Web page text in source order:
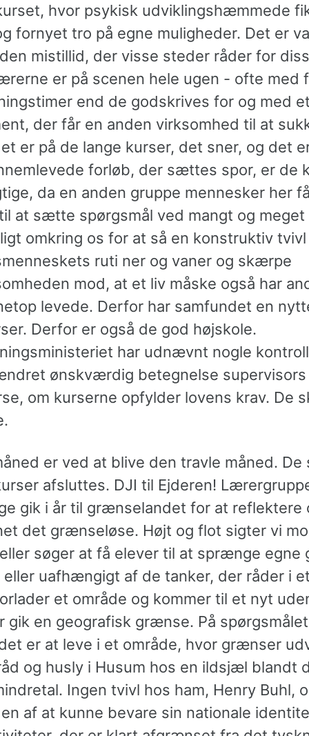
hvor psykisk udviklingshæmmede
fornyet tro på egne muligheder. Det er
mistillid, der visse steder råder for
er på scenen hele ugen - ofte med
end de godskrives for og med
der får en anden virksomhed til at
er på de lange kurser, det sner, og det
forløb, der sættes spor, er de
da en anden gruppe mennesker her
at sætte spørgsmål ved mangt og meget
omkring os for at så en konstruktiv tvivl
ruti ner og vaner og skærpe
mod, at et liv måske også har
levede. Derfor har samfundet en
Derfor er også de god højskole.
har udnævnt nogle
ønskværdig betegnelse
om kurserne opfylder lovens krav. De
er ved at blive den travle måned. De
afsluttes. DJI til Ejderen!
gik i år til grænselandet for at reflektere
det grænseløse. Højt og flot sigter vi
søger at få elever til at sprænge egne
uafhængigt af de tanker, der råder i
et område og kommer til et nyt
gik en geografisk grænse. På
er at leve i et område, hvor grænser
og husly i Husum hos en ildsjæl blandt
Ingen tvivl hos ham, Henry Buhl,
af at kunne bevare sin nationale